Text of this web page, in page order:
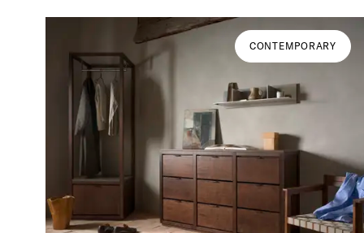
CONTEMPORARY